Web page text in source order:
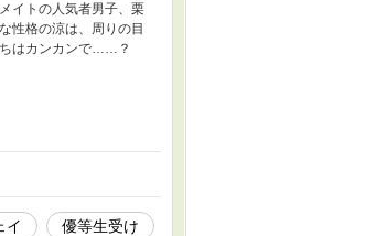
イトの人気者男子、栗
格の涼は、周りの目
ちはカンカンで……？
イ
優等生受け